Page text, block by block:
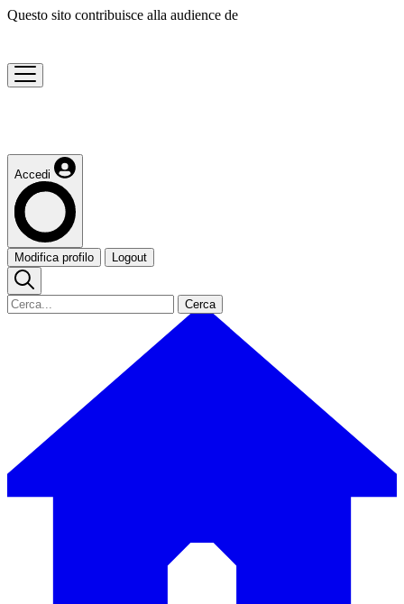
Questo sito contribuisce alla audience de
Accedi
Modifica profilo Logout
Cerca